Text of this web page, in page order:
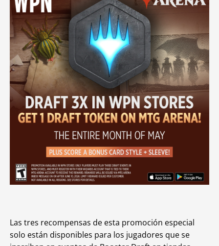
Las tres recompensas de esta promoción especial
solo están disponibles para los jugadores que se